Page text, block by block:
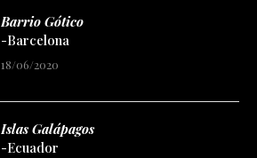
Barrio Gótico
-Barcelona
18/06/2020
Islas Galápagos
-Ecuador